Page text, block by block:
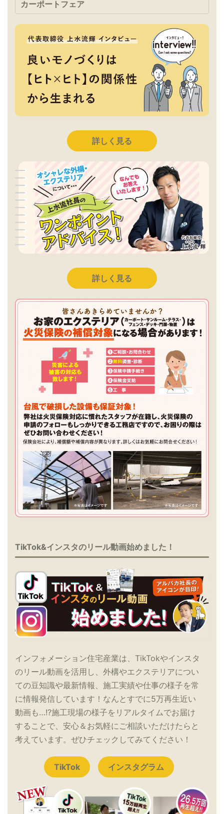
カーポートフェア
詳しく見る
詳しく見る
TikTok&インスタのリール動画始めました！
インフォメーション住宅産業は、TikTokやインスタ
のリール動画を活用し、外構やエクステリアについ
ての豆知識や最新情報、施工実績や仕事の様子を常
に情報発信しています！なんとすでに5万再生近い
動画も…!?施工現場の様子をリアルタイムでお届け
することで、安心＆お気軽にご相談いただけたらと
考えています。ぜひチェックしてみてください！
TikTok インスタグラム